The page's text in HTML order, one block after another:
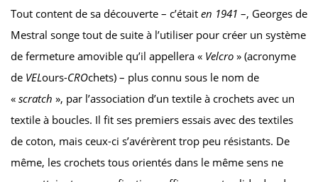
Tout content de sa découverte – c’était en 1941 –, Georges de
Mestral songe tout de suite à l’utiliser pour créer un système
de fermeture amovible qu’il appellera « Velcro » (acronyme
de VELours-CROchets) – plus connu sous le nom de
« scratch », par l’association d’un textile à crochets avec un
textile à boucles. Il fit ses premiers essais avec des textiles
de coton, mais ceux-ci s’avérèrent trop peu résistants. De
même, les crochets tous orientés dans le même sens ne